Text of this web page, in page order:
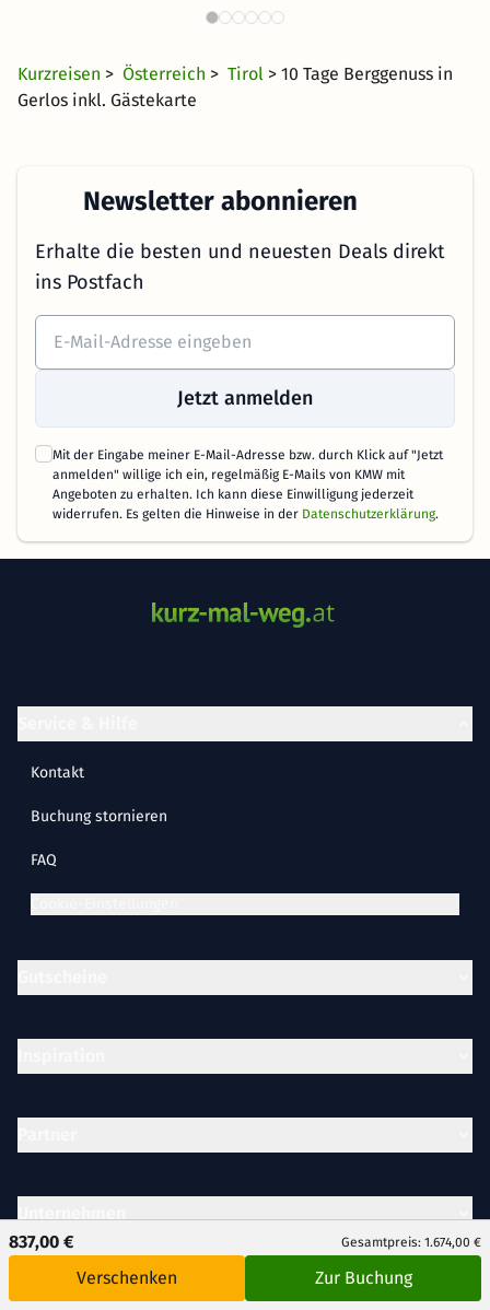
837,00 € Gesamtpreis: 1.674,00 €
Verschenken Zur Buchung
1390 Angebote
Kurzreisen > Österreich > Tirol > 10 Tage Berggenuss in
Gerlos inkl. Gästekarte
Newsletter abonnieren
Erhalte die besten und neuesten Deals direkt
ins Postfach
Jetzt anmelden
Mit der Eingabe meiner E-Mail-Adresse bzw. durch Klick auf "Jetzt
anmelden" willige ich ein, regelmäßig E-Mails von KMW mit
Angeboten zu erhalten. Ich kann diese Einwilligung jederzeit
widerrufen. Es gelten die Hinweise in der Datenschutzerklärung.
Kontakt
Buchung stornieren
FAQ
Rechtliches